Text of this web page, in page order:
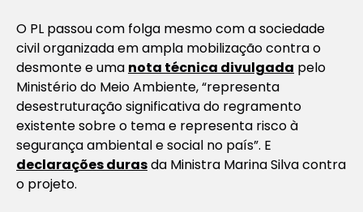
O PL passou com folga mesmo com a sociedade
civil organizada em ampla mobilização contra o
desmonte e uma nota técnica divulgada pelo
Ministério do Meio Ambiente, “representa
desestruturação significativa do regramento
existente sobre o tema e representa risco à
segurança ambiental e social no país”. E
declarações durasda Ministra Marina Silva contra
o projeto.